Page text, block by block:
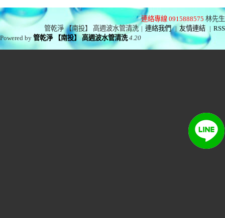
連絡專線 0915888575 林先生
管乾淨 【南投】 高週波水管清洗 | 連絡我們 | 友情連結 | RSS
Powered by管乾淨 【南投】 高週波水管清洗 4.20